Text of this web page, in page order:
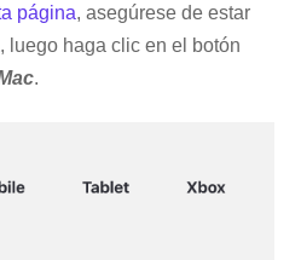
página, asegúrese de estar
luego haga clic en el botón
.